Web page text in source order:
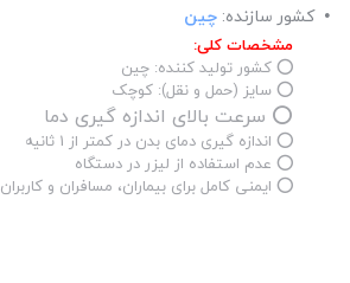
کشور سازنده: چین
مشخصات کلی:
⭕ کشور تولید کننده: چین
⭕ سایز (حمل و نقل): کوچک
⭕ سرعت بالای اندازه گیری دما
⭕ اندازه گیری دمای بدن در کمتر از 1 ثانیه
⭕ عدم استفاده از لیزر در دستگاه
⭕ ایمنی کامل برای بیماران، مسافران و کاربران